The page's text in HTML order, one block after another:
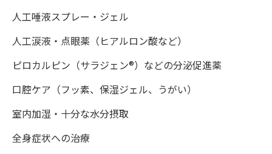
人工唾液スプレー・ジェル
人工涙液・点眼薬（ヒアルロン酸など）
ピロカルピン（サラジェン®）などの分泌促進薬
口腔ケア（フッ素、保湿ジェル、うがい）
室内加湿・十分な水分摂取
全身症状への治療